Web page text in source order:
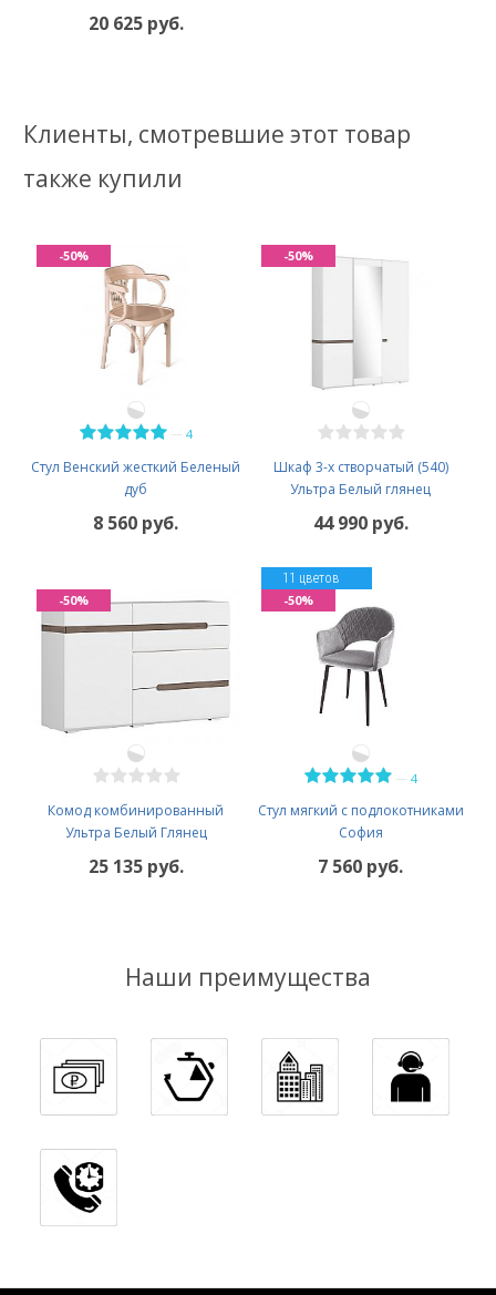
20 625 руб.
Клиенты, смотревшие этот товар
также купили
4
Стул Венский жесткий Беленый
дуб
8 560 руб.
-50%
Шкаф 3-х створчатый (540)
Ультра Белый глянец
44 990 руб.
-50%
Комод комбинированный
Ультра Белый Глянец
25 135 руб.
-50%
4
Стул мягкий с подлокотниками
София
11 цветов
7 560 руб.
-50%
Наши преимущества